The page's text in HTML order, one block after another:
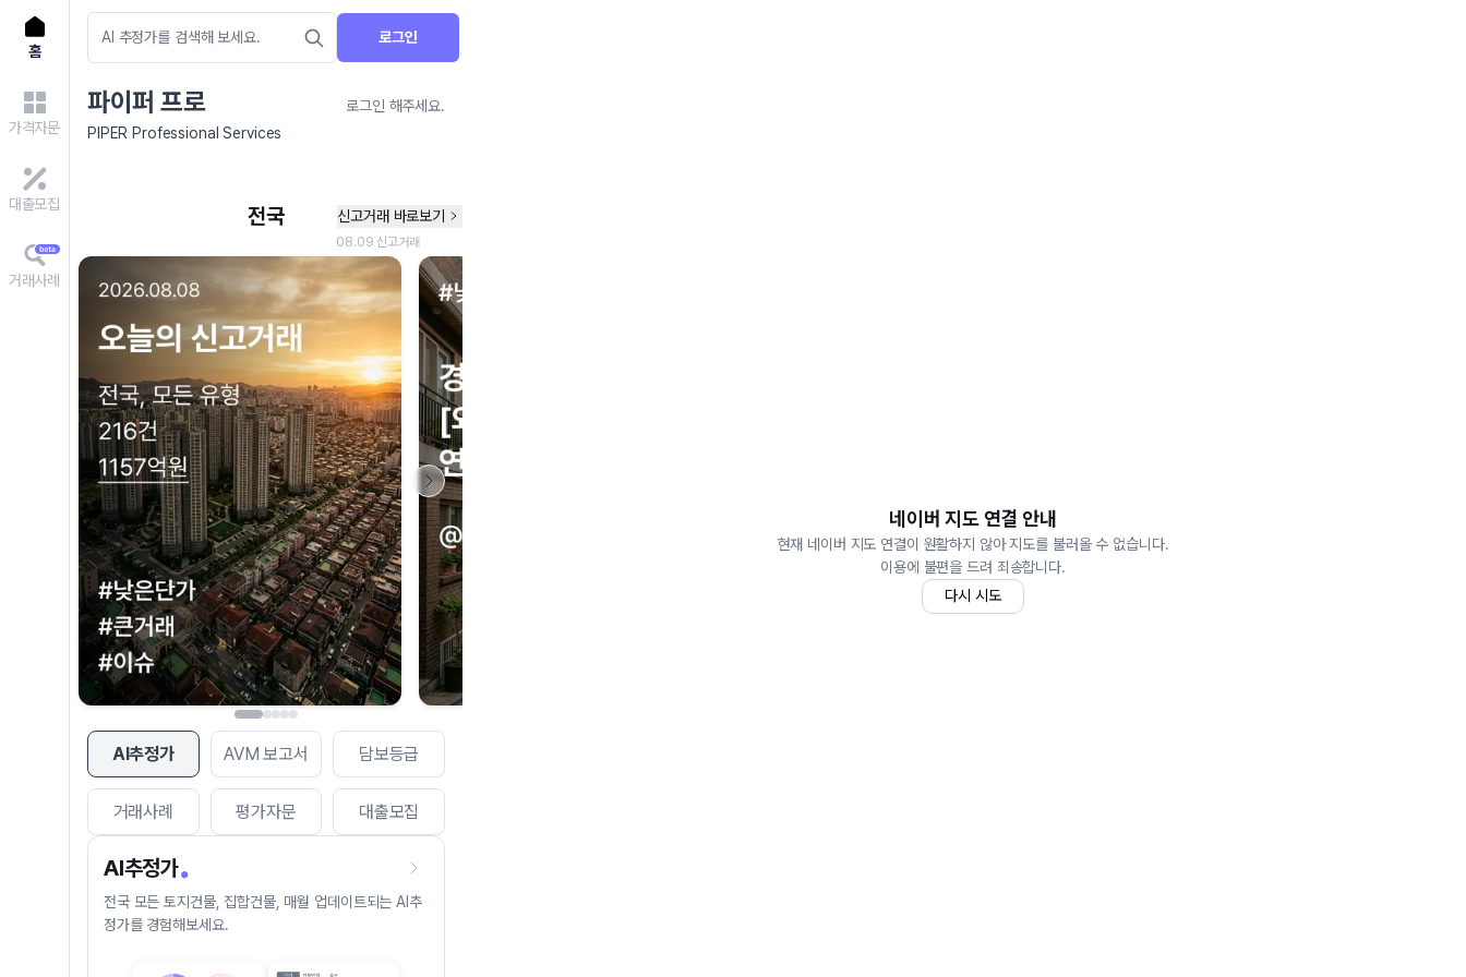
홈
가격자문
대출모집
거래사례
로그인
파이퍼 프로
로그인 해주세요.
PIPER Professional Services
AI추정가 AVM 보고서 담보등급
거래사례 평가자문 대출모집
AI추정가
전국 모든 토지건물, 집합건물, 매월 업데이트되는 AI추
정가를 경험해보세요.
네이버 지도 연결 안내
현재 네이버 지도 연결이 원활하지 않아 지도를 불러올 수 없습니다.
이용에 불편을 드려 죄송합니다.
다시 시도